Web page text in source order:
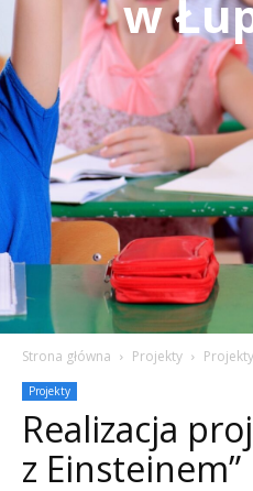
w
Strona główna Projekty Projekty
Projekty
Realizacja
z Einsteinem”